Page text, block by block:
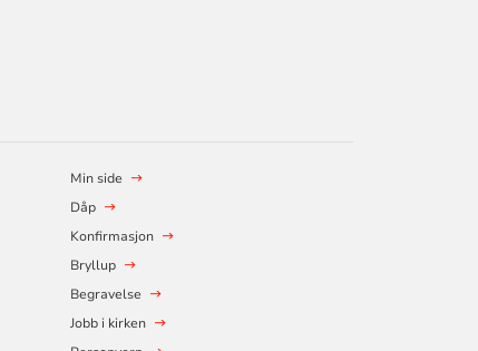
Min side
Dåp
Konfirmasjon
Bryllup
Begravelse
Jobb i kirken